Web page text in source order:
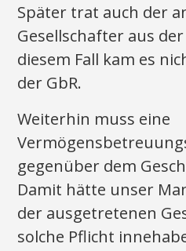
Später trat auch der
Gesellschafter aus
diesem Fall kam es
der GbR.
Weiterhin muss eine
gegenüber dem
Damit hätte unser
der ausgetretenen
solche Pflicht